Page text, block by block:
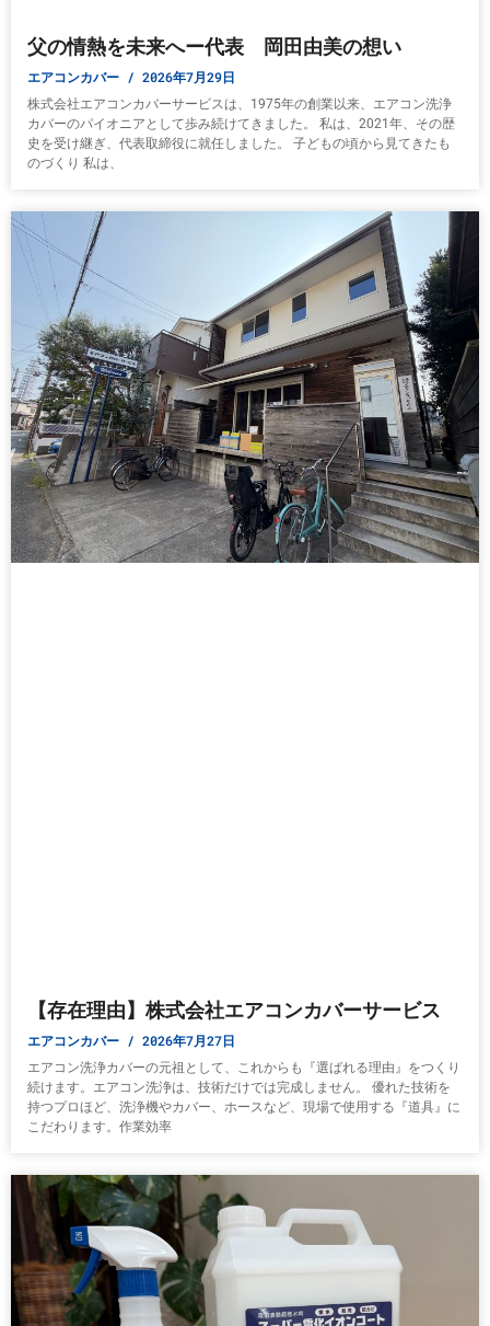
父の情熱を未来へー代表 岡田由美の想い
エアコンカバー 2026年7月29日
株式会社エアコンカバーサービスは、1975年の創業以来、エアコン洗浄
カバーのパイオニアとして歩み続けてきました。 私は、2021年、その歴
史を受け継ぎ、代表取締役に就任しました。 子どもの頃から見てきたも
のづくり 私は、
【存在理由】株式会社エアコンカバーサービス
エアコンカバー 2026年7月27日
エアコン洗浄カバーの元祖として、これからも『選ばれる理由』をつくり
続けます。エアコン洗浄は、技術だけでは完成しません。 優れた技術を
持つプロほど、洗浄機やカバー、ホースなど、現場で使用する『道具』に
こだわります。作業効率